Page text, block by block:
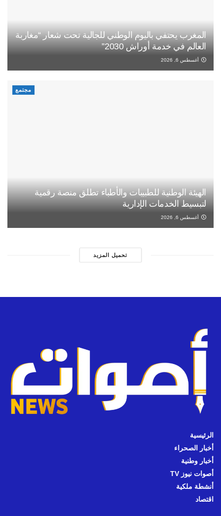
المغرب يحتفي باليوم الوطني للجالية تحت شعار “مغاربة
العالم في خدمة أوراش 2030”
أغسطس 6, 2026
مجتمع
الهيئة الوطنية للطبيبات والأطباء تطلق منصة رقمية
لتبسيط الخدمات الإدارية
أغسطس 6, 2026
تحميل المزيد
الرئيسية
أخبار الصحراء
أخبار وطنية
أصوات نيوز TV
أنشطة ملكية
اقتصاد